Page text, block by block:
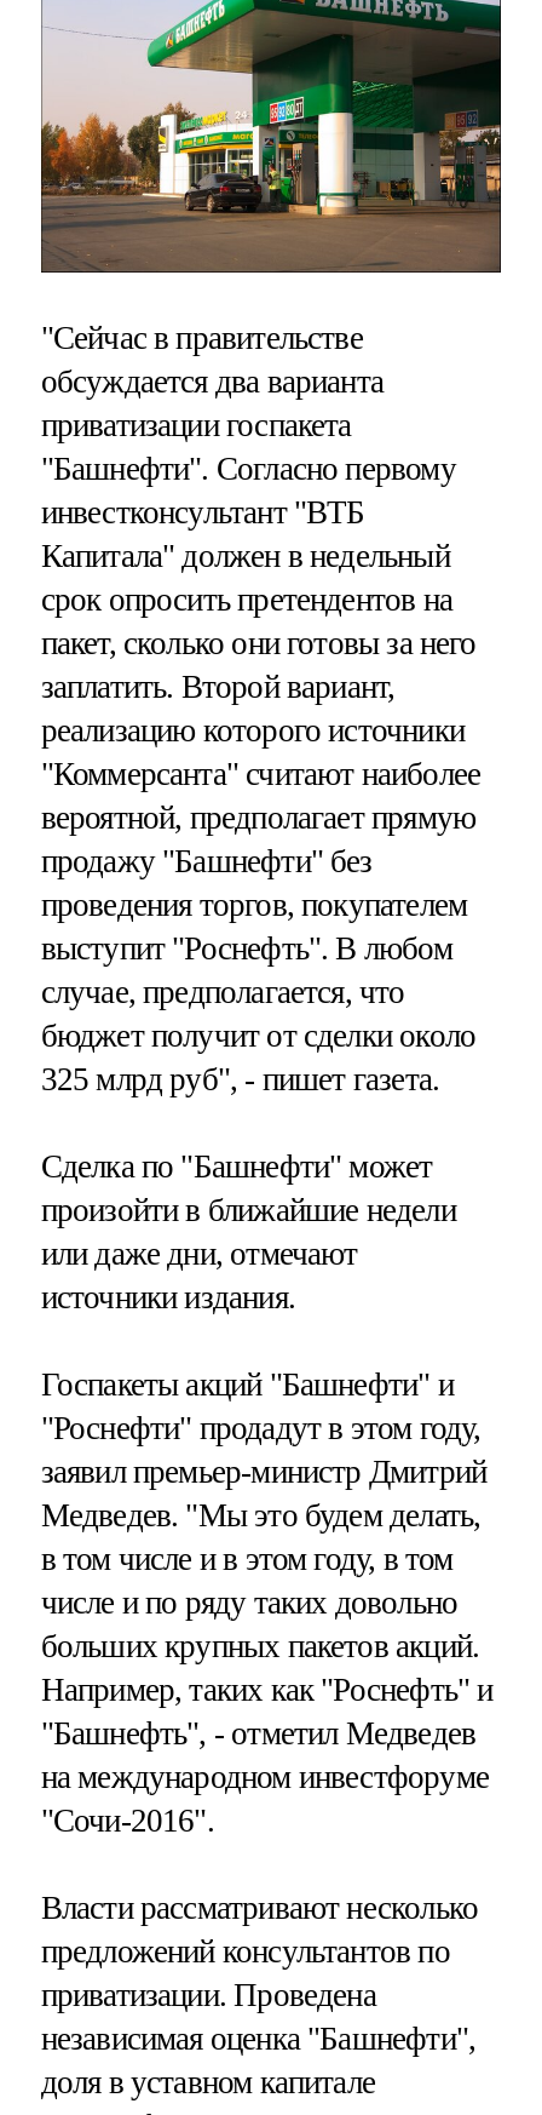
"Сейчас в правительстве
обсуждается два варианта
приватизации госпакета
"Башнефти". Согласно первому
инвестконсультант "ВТБ
Капитала" должен в недельный
срок опросить претендентов на
пакет, сколько они готовы за него
заплатить. Второй вариант,
реализацию которого источники
"Коммерсанта" считают наиболее
вероятной, предполагает прямую
продажу "Башнефти" без
проведения торгов, покупателем
выступит "Роснефть". В любом
случае, предполагается, что
бюджет получит от сделки около
325 млрд руб", - пишет газета.
Сделка по "Башнефти" может
произойти в ближайшие недели
или даже дни, отмечают
источники издания.
Госпакеты акций "Башнефти" и
"Роснефти" продадут в этом году,
заявил премьер-министр Дмитрий
Медведев. "Мы это будем делать,
в том числе и в этом году, в том
числе и по ряду таких довольно
больших крупных пакетов акций.
Например, таких как "Роснефть" и
"Башнефть", - отметил Медведев
на международном инвестфоруме
"Сочи-2016".
Власти рассматривают несколько
предложений консультантов по
приватизации. Проведена
независимая оценка "Башнефти",
доля в уставном капитале